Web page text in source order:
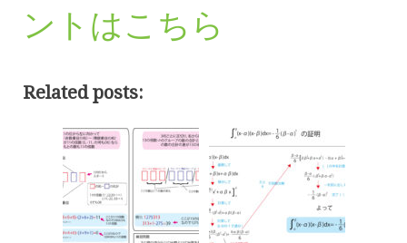
ントはこちら
Related posts: